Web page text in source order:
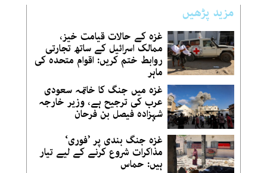
مزید پڑھیں
غزہ کے حالات قیامت خیز،
ممالک اسرائیل کے ساتھ تجارتی
روابط ختم کریں: اقوام متحدہ کی
ماہر
غزہ میں جنگ کا خاتمہ سعودی
عرب کی ترجیح ہے، وزیر خارجہ
شہزادہ فیصل بن فرحان
غزہ جنگ بندی پر ’فوری‘
مذاکرات شروع کرنے کے لیے تیار
ہیں: حماس